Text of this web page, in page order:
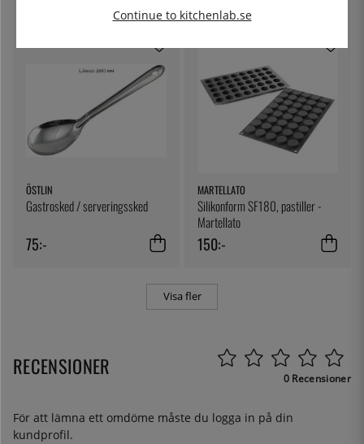
ÖSTLIN
Gastrosked / serveringssked
75:-
MARTELLATO
Silikonform SF180, pastiller -
Martellato
150:-
Visa fler
RECENSIONER 0 Recensioner
För att lämna ett omdöme måste du logga in på din
kundprofil.
Continue to kitchenlab.se